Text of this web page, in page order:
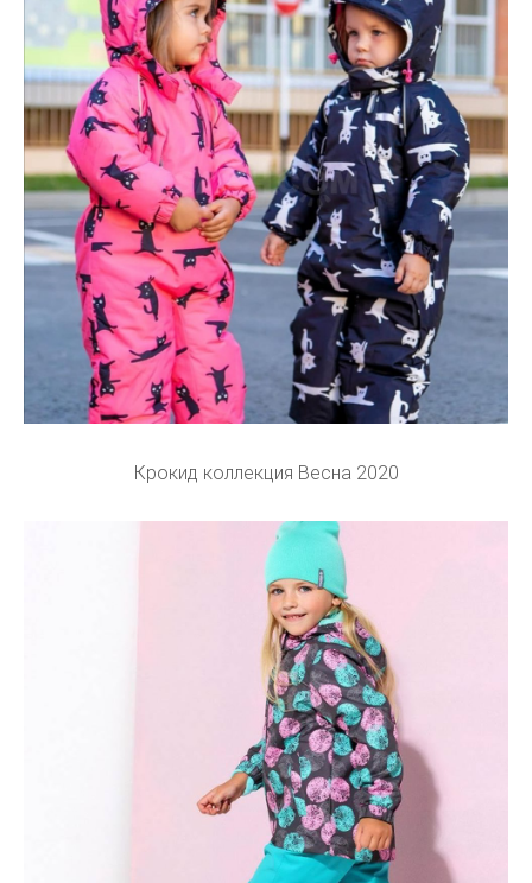
Крокид коллекция Весна 2020